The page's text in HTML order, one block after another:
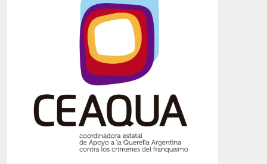
(699)
(607)
neofranquismo
(567)
Justicia Universal
Derechos Humanos
(522)
Nacionalcatolicismo
(514)